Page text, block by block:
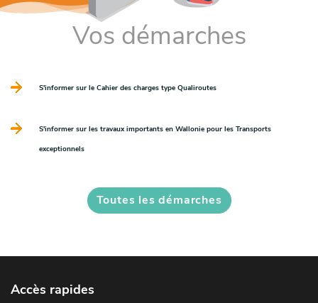
Vos démarches
S'informer sur le Cahier des charges type Qualiroutes
S'informer sur les travaux importants en Wallonie pour les Transports
exceptionnels
Toutes les démarches
Accès rapides